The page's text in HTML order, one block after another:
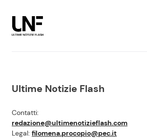
Ultime Notizie Flash
Contatti:
redazione@ultimenotizieflash.com
Legal: filomena.procopio@pec.it